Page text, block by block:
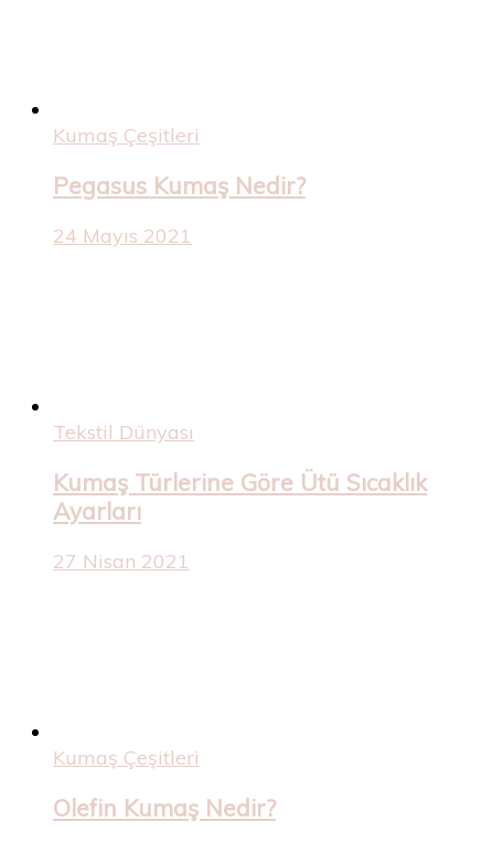
Kumaş Çeşitleri
Pegasus Kumaş Nedir?
24 Mayıs 2021
Tekstil Dünyası
Kumaş Türlerine Göre Ütü Sıcaklık
Ayarları
27 Nisan 2021
Kumaş Çeşitleri
Olefin Kumaş Nedir?